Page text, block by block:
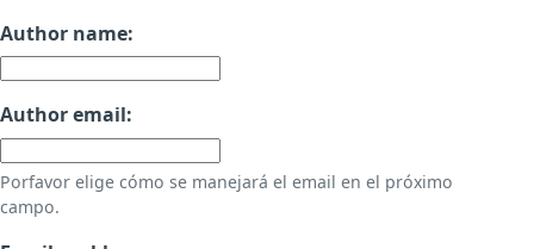
Author name:
Author email:
Porfavor elige cómo se manejará el email en el próximo
campo.